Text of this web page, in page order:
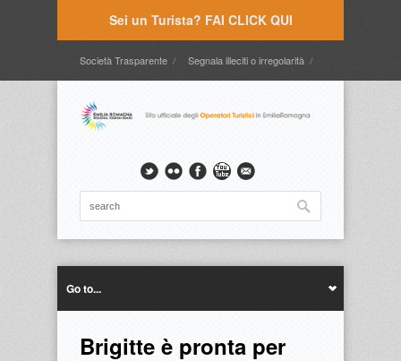
Sei un Turista? FAI CLICK QUI
Società Trasparente Segnala illeciti o irregolarità
Timbrature
Go to...
Brigitte è pronta per